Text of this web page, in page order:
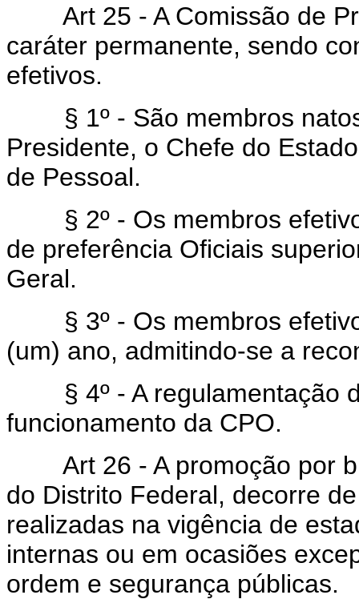
Art 25 - A Comissão de
caráter permanente, sendo
efetivos.
§ 1º - São membros natos
Presidente, o Chefe do
de Pessoal.
§ 2º - Os membros
de preferência Oficiais
Geral.
§ 3º - Os membros
(um) ano, admitindo-se a
§ 4º - A regulamentação
funcionamento da CPO.
Art 26 - A promoção por
do Distrito Federal, decorre
realizadas na vigência de
internas ou em ocasiões
ordem e segurança públicas.